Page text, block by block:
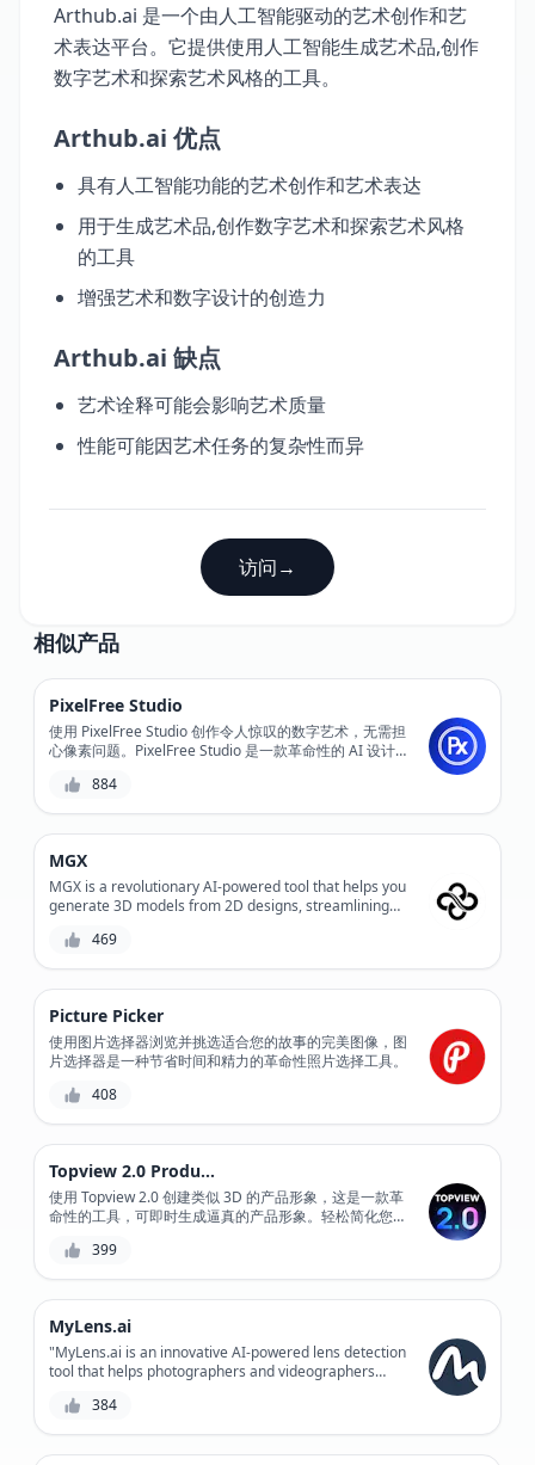
Arthub.ai 是一个由人工智能驱动的艺术创作和艺
术表达平台。它提供使用人工智能生成艺术品,创作
数字艺术和探索艺术风格的工具。
Arthub.ai 优点
具有人工智能功能的艺术创作和艺术表达
用于生成艺术品,创作数字艺术和探索艺术风格
的工具
增强艺术和数字设计的创造力
Arthub.ai 缺点
艺术诠释可能会影响艺术质量
性能可能因艺术任务的复杂性而异
访问→
相似产品
PixelFree Studio
使用 PixelFree Studio 创作令人惊叹的数字艺术，无需担
心像素问题。PixelFree Studio 是一款革命性的 AI 设计工
限可扩展性，同时不影响质量。
884
MGX
MGX is a revolutionary AI-powered tool that helps you
generate 3D models from 2D designs, streamlining
production costs. With its advanced algorithms and
engineer, or manufacturer, MGX is the perfect solution
for bringing your ideas to life.
469
Picture Picker
使用图片选择器浏览并挑选适合您的故事的完美图像，图
片选择器是一种节省时间和精力的革命性照片选择工具。
408
Topview 2.0 Product Avatar
使用 Topview 2.0 创建类似 3D 的产品形象，这是一款革
命性的工具，可即时生成逼真的产品形象。轻松简化您的
399
MyLens.ai
"MyLens.ai is an innovative AI-powered lens detection
tool that helps photographers and videographers
providing accurate results and saving time for
384